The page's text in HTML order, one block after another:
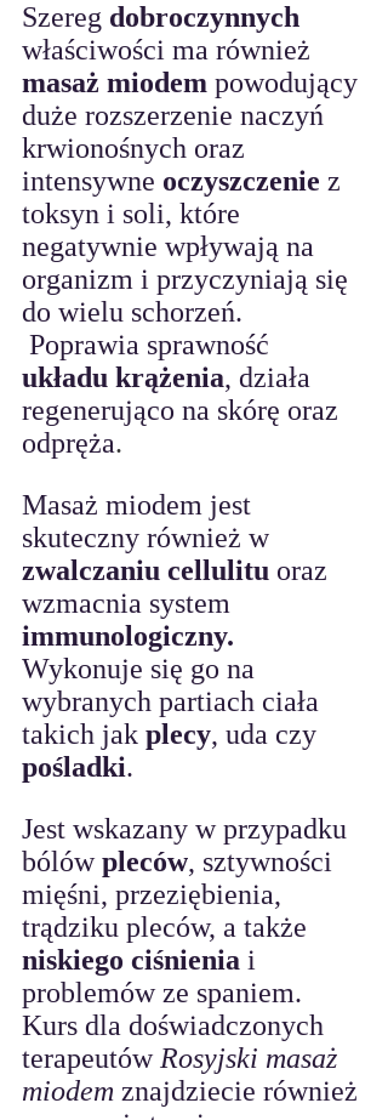
Szereg dobroczynnych
właściwości ma również
masaż miodem powodujący
duże rozszerzenie naczyń
krwionośnych oraz
intensywne oczyszczenie z
toksyn i soli, które
negatywnie wpływają na
organizm i przyczyniają się
do wielu schorzeń.
Poprawia sprawność
układu krążenia, działa
regenerująco na skórę oraz
odpręża.
Masaż miodem jest
skuteczny również w
zwalczaniu cellulitu oraz
wzmacnia system
immunologiczny.
Wykonuje się go na
wybranych partiach ciała
takich jak plecy, uda czy
pośladki.
Jest wskazany w przypadku
bólów pleców, sztywności
mięśni, przeziębienia,
trądziku pleców, a także
niskiego ciśnienia i
problemów ze spaniem.
Kurs dla doświadczonych
terapeutów Rosyjski masaż
miodem znajdziecie również